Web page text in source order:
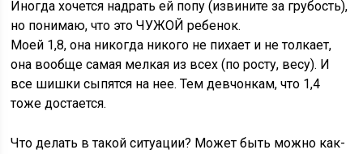
Иногда хочется надрать ей попу (извините за грубость),
но понимаю, что это ЧУЖОЙ ребенок.
Моей 1,8, она никогда никого не пихает и не толкает,
она вообще самая мелкая из всех (по росту, весу). И
все шишки сыпятся на нее. Тем девчонкам, что 1,4
тоже достается.
Что делать в такой ситуации? Может быть можно как-